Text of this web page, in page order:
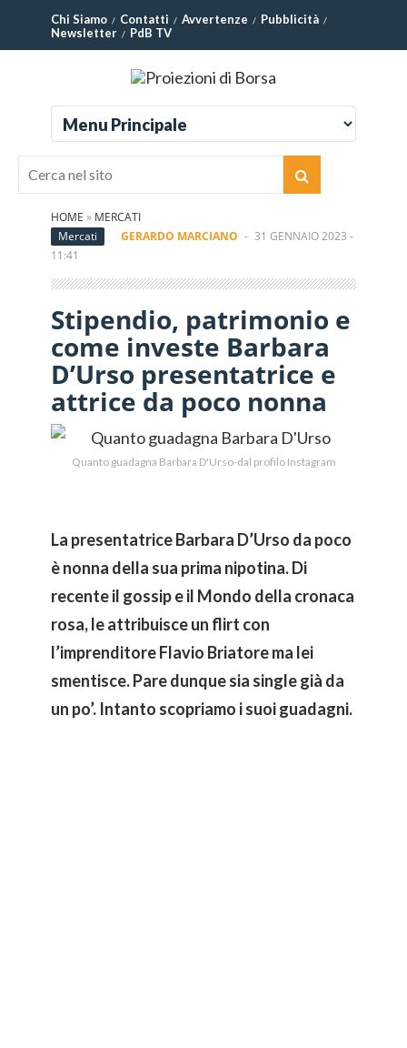
Chi Siamo Contatti Avvertenze
Pubblicità
Newsletter
PdB TV
HOME » MERCATI
Mercati
GERARDO MARCIANO - 31 GENNAIO 2023 -
11:41
Stipendio, patrimonio e
come investe Barbara
D’Urso presentatrice e
attrice da poco nonna
Quanto guadagna Barbara D'Urso-dal profilo Instagram
La presentatrice Barbara D’Urso da poco
è nonna della sua prima nipotina. Di
recente il gossip e il Mondo della cronaca
rosa, le attribuisce un flirt con
l’imprenditore Flavio Briatore ma lei
smentisce. Pare dunque sia single già da
un po’. Intanto scopriamo i suoi guadagni.